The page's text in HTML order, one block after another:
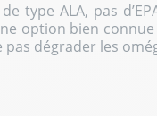
type ALA, pas
option bien connue
dégrader les